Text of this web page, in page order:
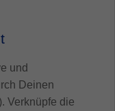
und
Deinen
Verknüpfe die